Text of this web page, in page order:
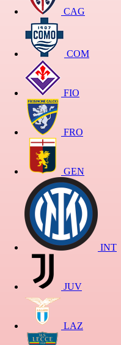
CAG
COM
FIO
FRO
GEN
INT
JUV
LAZ